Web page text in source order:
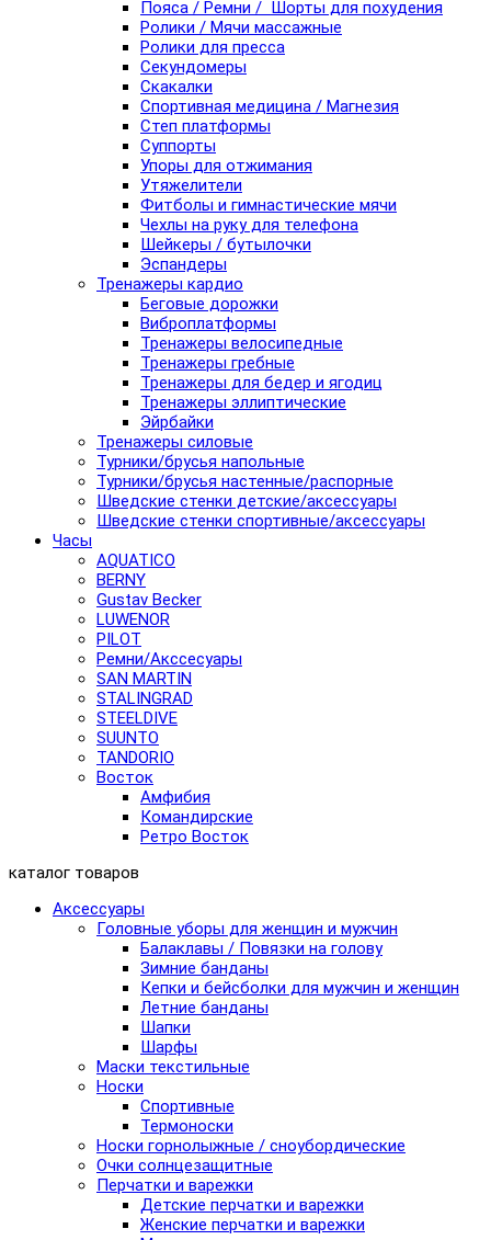
Пояса / Ремни / Шорты для похудения
Ролики / Мячи массажные
Ролики для пресса
Секундомеры
Скакалки
Спортивная медицина / Магнезия
Степ платформы
Суппорты
Упоры для отжимания
Утяжелители
Фитболы и гимнастические мячи
Чехлы на руку для телефона
Шейкеры / бутылочки
Эспандеры
Тренажеры кардио
Беговые дорожки
Виброплатформы
Тренажеры велосипедные
Тренажеры гребные
Тренажеры для бедер и ягодиц
Тренажеры эллиптические
Эйрбайки
Тренажеры силовые
Турники/брусья напольные
Турники/брусья настенные/распорные
Шведские стенки детские/аксессуары
Шведские стенки спортивные/аксессуары
Часы
AQUATICO
BERNY
Gustav Becker
LUWENOR
PILOT
Pемни/Акссесуары
SAN MARTIN
STALINGRAD
STEELDIVE
SUUNTO
TANDORIO
Восток
Амфибия
Командирские
Ретро Восток
каталог товаров
Аксессуары
Головные уборы для женщин и мужчин
Балаклавы / Повязки на голову
Зимние банданы
Кепки и бейсболки для мужчин и женщин
Летние банданы
Шапки
Шарфы
Маски текстильные
Носки
Спортивные
Термоноски
Носки горнолыжные / сноубордические
Очки солнцезащитные
Перчатки и варежки
Детские перчатки и варежки
Женские перчатки и варежки